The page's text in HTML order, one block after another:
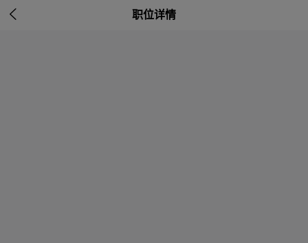
 职位详情